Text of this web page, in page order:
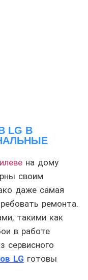
LG В
на дому
своим
даже самая
ремонта.
такими как
в работе
сервисного
LG готовы